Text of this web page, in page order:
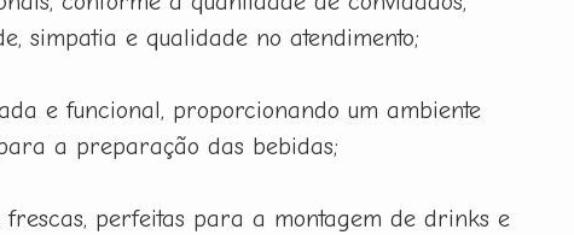
simpatia e qualidade no atendimento;
e funcional, proporcionando um ambiente
a preparação das bebidas;
frescas, perfeitas para a montagem de drinks e